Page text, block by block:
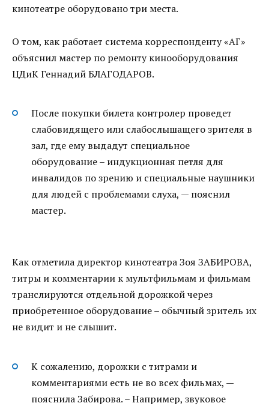
кинотеатре оборудовано три места.
О том, как работает система корреспонденту «АГ»
объяснил мастер по ремонту кинооборудования
ЦДиК Геннадий БЛАГОДАРОВ.
После покупки билета контролер проведет
слабовидящего или слабослышащего зрителя в
зал, где ему выдадут специальное
оборудование – индукционная петля для
инвалидов по зрению и специальные наушники
для людей с проблемами слуха, — пояснил
мастер.
Как отметила директор кинотеатра Зоя ЗАБИРОВА,
титры и комментарии к мультфильмам и фильмам
транслируются отдельной дорожкой через
приобретенное оборудование – обычный зритель их
не видит и не слышит.
К сожалению, дорожки с титрами и
комментариями есть не во всех фильмах, —
пояснила Забирова. – Например, звуковое